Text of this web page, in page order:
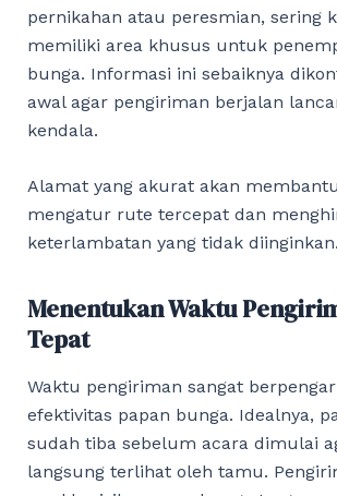
pernikahan atau peresmian, sering
memiliki area khusus untuk
bunga. Informasi ini sebaiknya
awal agar pengiriman berjalan
kendala.
Alamat yang akurat akan
mengatur rute tercepat dan
keterlambatan yang tidak diinginkan.
Menentukan Waktu
Tepat
Waktu pengiriman sangat
efektivitas papan bunga. Idealnya,
sudah tiba sebelum acara dimulai
langsung terlihat oleh tamu.